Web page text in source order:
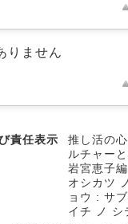
りません
責任表示
推し活の
ルチャー
岩宮恵子編
オシカツ
ョウ : サ
イチ ノ シ